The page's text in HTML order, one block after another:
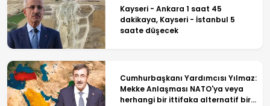
Kayseri - Ankara 1 saat 45
dakikaya, Kayseri - İstanbul 5
saate düşecek
Cumhurbaşkanı Yardımcısı Yılmaz:
Mekke Anlaşması NATO'ya veya
herhangi bir ittifaka alternatif bir